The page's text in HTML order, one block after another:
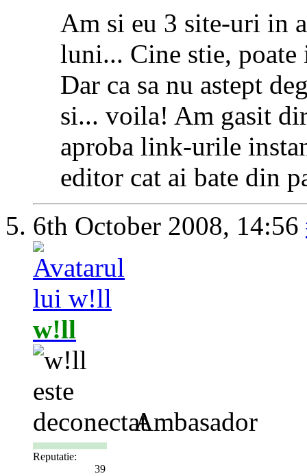
Am si eu 3 site-uri in
luni... Cine stie,
Dar ca sa nu astept
si... voila! Am gasit
aproba link-urile
editor cat ai bate din
6th October 2008, 14:56
w!ll
Ambasador
Reputatie:
39